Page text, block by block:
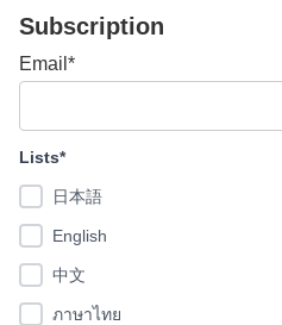
Subscription
Email*
Lists*
日本語
English
中文
ภาษาไทย